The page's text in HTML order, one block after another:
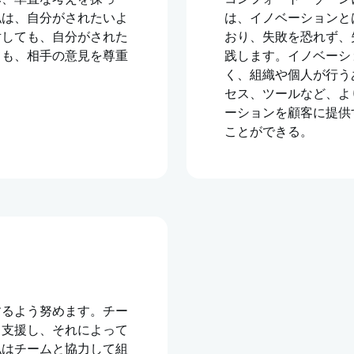
、自分がされたいよ
ても、自分がされた
、相手の意見を尊重
は、イノベーション
おり、失敗を恐れず
践します。イノベー
く、組織や個人が行
セス、ツールなど、
ーションを顧客に提
ことができる。
よう努めます。チー
援し、それによって
チームと協力して組